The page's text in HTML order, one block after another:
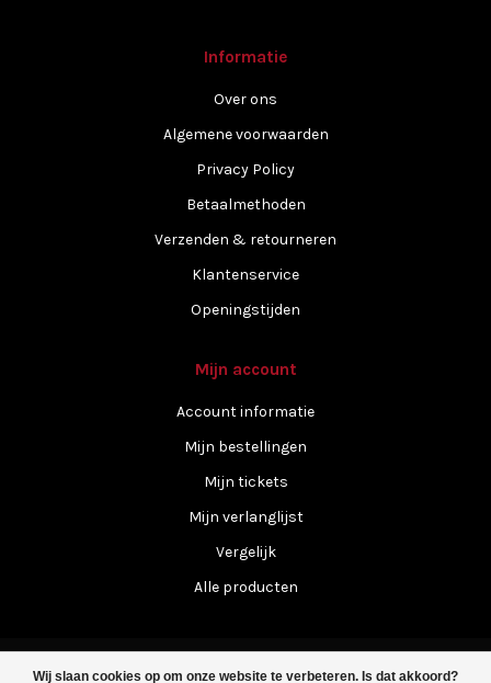
Wij slaan cookies op om onze website te verbeteren. Is dat akkoord?
Informatie
Over ons
Algemene voorwaarden
Privacy Policy
Betaalmethoden
Verzenden & retourneren
Klantenservice
Openingstijden
Mijn account
Account informatie
Mijn bestellingen
Mijn tickets
Mijn verlanglijst
Vergelijk
Alle producten